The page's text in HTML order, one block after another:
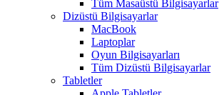
Tüm Masaüstü Bilgisayarlar
Dizüstü Bilgisayarlar
MacBook
Laptoplar
Oyun Bilgisayarları
Tüm Dizüstü Bilgisayarlar
Tabletler